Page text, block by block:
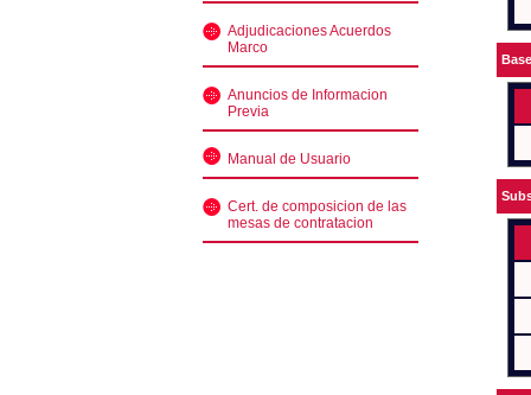
Adjudicaciones Acuerdos
Marco
Anuncios de Informacion
Previa
Manual de Usuario
Cert. de composicion de las
mesas de contratacion